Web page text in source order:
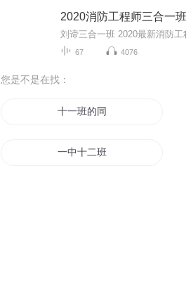
2020消防工程师三合一
刘谛三合一班 2020最新消防
67 4076
您是不是在找：
十一班的同学
一中十二班